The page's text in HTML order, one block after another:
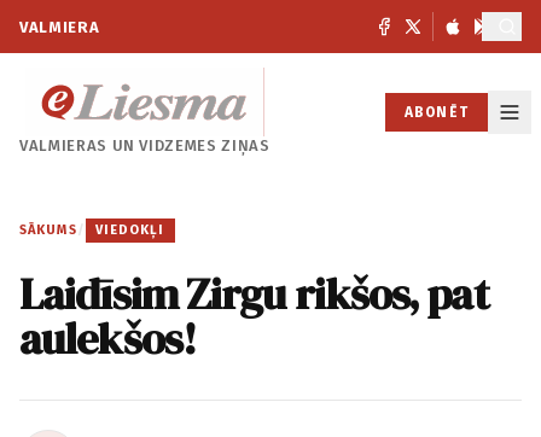
VALMIERA
VALMIERAS UNVIDZEMES ZIŅAS
ABONĒT
SĀKUMS / VIEDOKĻI
Laidīsim Zirgu rikšos, pat
aulekšos!